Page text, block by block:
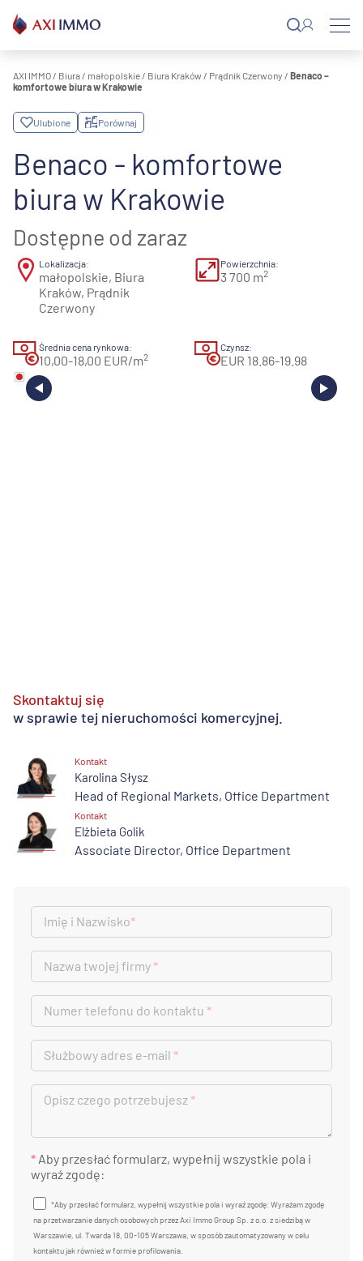
do
treści
AXI IMMO / Biura / małopolskie / Biura Kraków / Prądnik Czerwony / Benaco –
komfortowe biura w Krakowie
Ulubione Porównaj
Benaco - komfortowe
biura w Krakowie
Dostępne od zaraz
Lokalizacja:
małopolskie, Biura
Kraków, Prądnik
Czerwony
Powierzchnia:
3 700 m2
Średnia cena rynkowa:
10,00-18,00 EUR/m2
Czynsz:
EUR 18.86-19.98
Skontaktuj się
w sprawie tej nieruchomości komercyjnej.
Kontakt
Karolina Słysz
Head of Regional Markets, Office Department
Kontakt
Elżbieta Golik
Associate Director, Office Department
Imię i Nazwisko*
Nazwa twojej firmy*
Numer telefonu do kontaktu *
Służbowy adres e-mail *
Opisz czego potrzebujesz*
* Aby przesłać formularz, wypełnij wszystkie pola i
wyraź zgodę:
*Aby przesłać formularz, wypełnij wszystkie pola i wyraź zgodę: Wyrażam zgodę
na przetwarzanie danych osobowych przez Axi Immo Group Sp. z o.o. z siedzibą w
Warszawie, ul. Twarda 18, 00-105 Warszawa, w sposób zautomatyzowany w celu
kontaktu jak również w formie profilowania.